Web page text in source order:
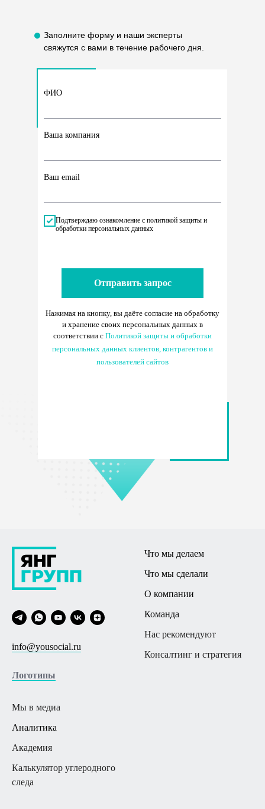
Заполните форму и наши эксперты
свяжутся с вами в течение рабочего дня.
ФИО
Ваша компания
Ваш email
Подтверждаю ознакомление с политикой защиты и
обработки персональных данных
Отправить запрос
Нажимая на кнопку, вы даёте согласие на обработку
и хранение своих персональных данных в
соответствии с Политикой защиты и обработки
персональных данных клиентов, контрагентов и
пользователей сайтов
info@yousocial.ru
Логотипы
Что мы делаем
Что мы сделали
О компании
Команда
Нас рекомендуют
Консалтинг и стратегия
Мы в медиа
Аналитика
Академия
Калькулятор углеродного
следа